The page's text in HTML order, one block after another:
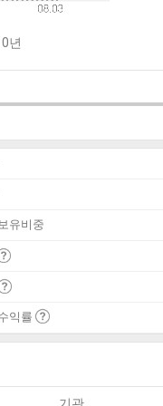
년
유비중
익률